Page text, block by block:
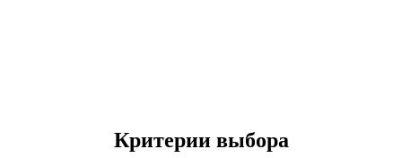
Критерии выбора